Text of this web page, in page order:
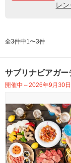
レ
全3件中1〜3件
サブリナビアガ
開催中～2026年9月30